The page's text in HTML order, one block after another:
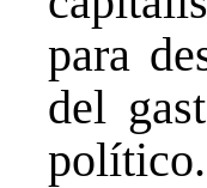
para
del
político.